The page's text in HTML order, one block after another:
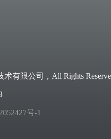
有限公司，All Rights
号-1